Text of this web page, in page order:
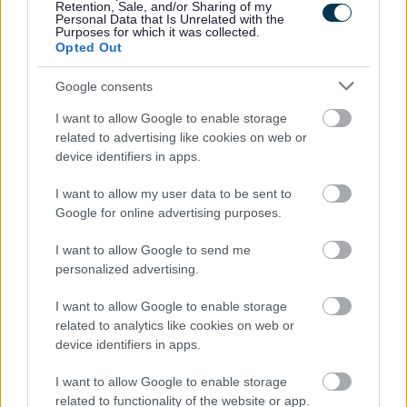
Retention, Sale, and/or Sharing of my
Personal Data that Is Unrelated with the
Purposes for which it was collected.
Opted Out
Google consents
I want to allow Google to enable storage
related to advertising like cookies on web or
device identifiers in apps.
I want to allow my user data to be sent to
Google for online advertising purposes.
I want to allow Google to send me
personalized advertising.
I want to allow Google to enable storage
related to analytics like cookies on web or
device identifiers in apps.
I want to allow Google to enable storage
related to functionality of the website or app.
Gwasanaethau Oedolion
Y Fenni Ffôn: 01873 735885
Cas-gwent/Cil-y-coed Ffôn: 01291 635666
Os hoffech dderbyn mwy am gymorth ar gyfer gofalwyr
ifanc, cysylltwch â
Gwasanaeth Gofalwyr Ifanc
5pm) i siarad ag un o’r tîm.
E-bost:youngcarers@monmouthshire.gov.uk
SPACEWbandFamilySupport@monmouthshire.gov.uk
Gwybodaeth ddefnyddiol